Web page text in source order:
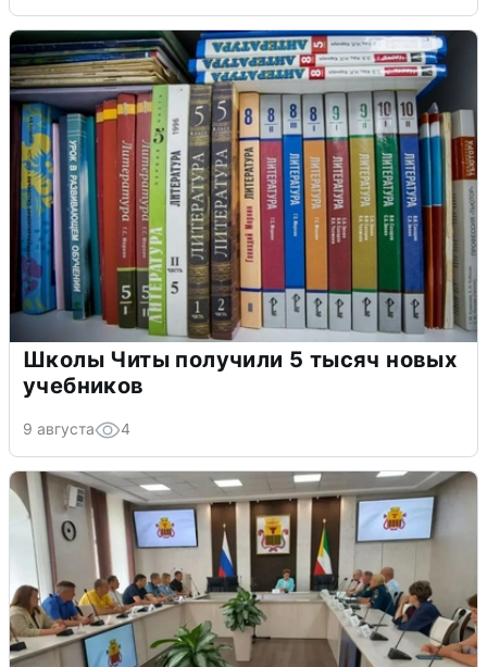
Школы Читы получили 5 тысяч новых
учебников
9 августа 4